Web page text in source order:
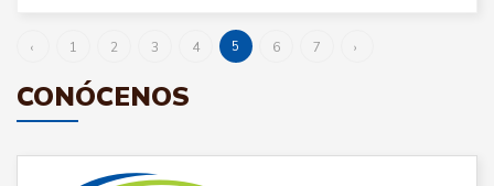
‹ 1 2 3 4 5 6 7 ›
CONÓCENOS